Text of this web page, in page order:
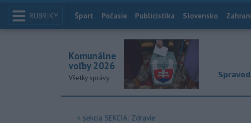
RUBRIKY Index
Šport Počasie Publicistika Slovensko
Komunálne
voľby 2026
Všetky správy
< sekcia SEKCIA: Zdravie